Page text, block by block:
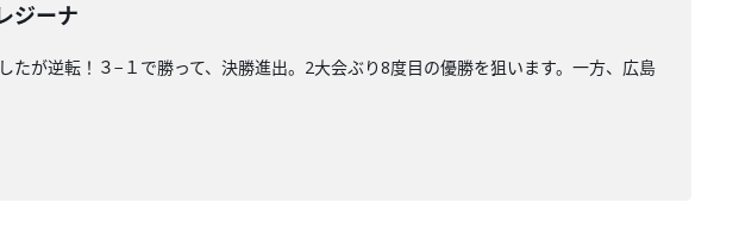
ジーナ
が逆転！３−１で勝って、決勝進出。2大会ぶり8度目の優勝を狙います。一方、広島